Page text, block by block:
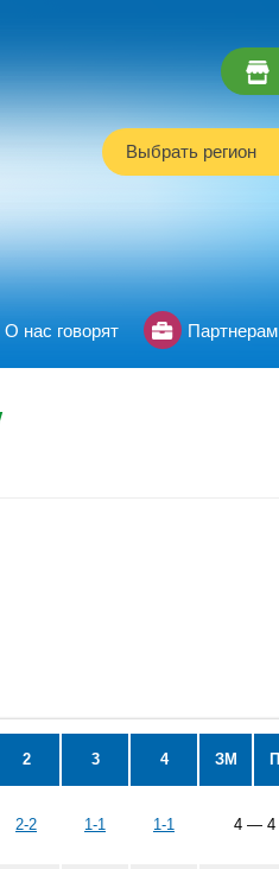
Выбрать регион
О нас говорят Партнерам
2 3 4 ЗМ
2-2 1-1 1-1 4 — 4